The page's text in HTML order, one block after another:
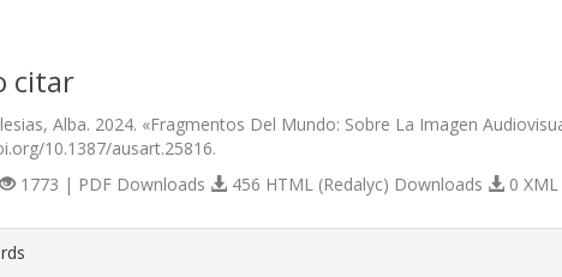
citar
Alba. 2024. «Fragmentos Del Mundo: Sobre La Imagen
10.1387/ausart.25816.
1773 | PDF Downloads 456 HTML (Redalyc) Downloads 0